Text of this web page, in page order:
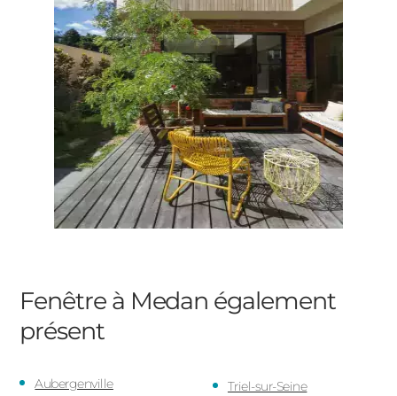
Fenêtre à Medan également
présent
Aubergenville
Triel-sur-Seine